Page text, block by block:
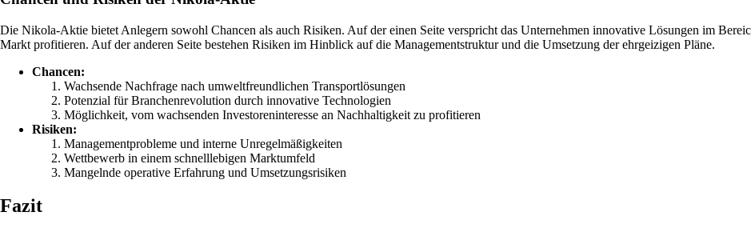
Die Nikola-Aktie bietet Anlegern sowohl Chancen als auch Risiken. Auf der einen Seite verspricht das Unternehmen innovative Lösungen im
Markt profitieren. Auf der anderen Seite bestehen Risiken im Hinblick auf die Managementstruktur und die Umsetzung der ehrgeizigen Pläne.
Chancen:
Wachsende Nachfrage nach umweltfreundlichen Transportlösungen
Potenzial für Branchenrevolution durch innovative Technologien
Möglichkeit, vom wachsenden Investoreninteresse an Nachhaltigkeit zu profitieren
Risiken:
Managementprobleme und interne Unregelmäßigkeiten
Wettbewerb in einem schnelllebigen Marktumfeld
Mangelnde operative Erfahrung und Umsetzungsrisiken
Fazit